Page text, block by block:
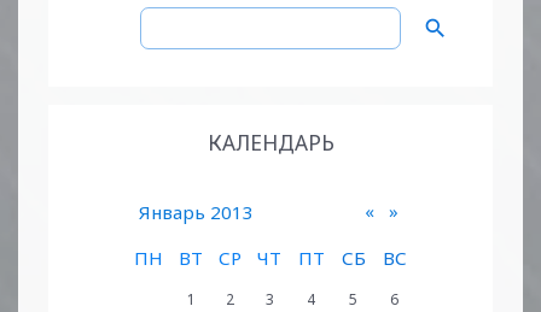
КАЛЕНДАРЬ
«
Январь 2013
»
ПН
ВТ СР ЧТ ПТ СБ ВС
1 2 3 4 5 6